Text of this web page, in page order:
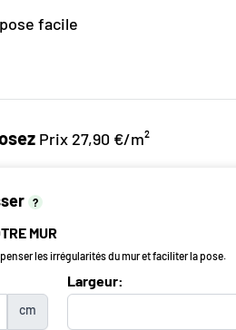
facile
Prix 27,90 €/m²
?
MUR
les irrégularités du mur et faciliter la pose.
cm
Largeur: